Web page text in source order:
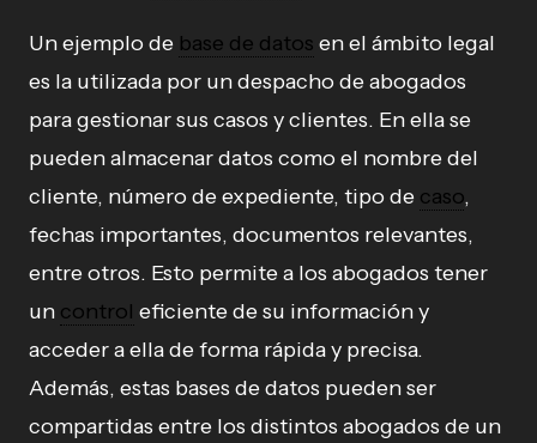
Un ejemplo de base de datos en el ámbito legal
es la utilizada por un despacho de abogados
para gestionar sus casos y clientes. En ella se
pueden almacenar datos como el nombre del
cliente, número de expediente, tipo de caso,
fechas importantes, documentos relevantes,
entre otros. Esto permite a los abogados tener
un control eficiente de su información y
acceder a ella de forma rápida y precisa.
Además, estas bases de datos pueden ser
compartidas entre los distintos abogados de un